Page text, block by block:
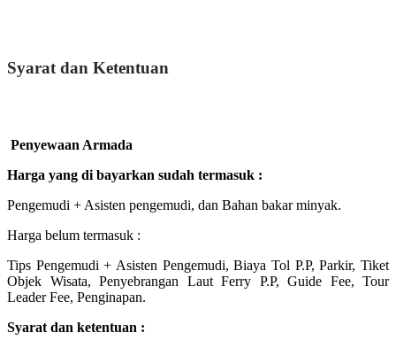
Syarat dan Ketentuan
Penyewaan Armada
Harga yang di bayarkan sudah termasuk :
Pengemudi + Asisten pengemudi, dan Bahan bakar minyak.
Harga belum termasuk :
Tips Pengemudi + Asisten Pengemudi, Biaya Tol P.P, Parkir, Tiket
Objek Wisata, Penyebrangan Laut Ferry P.P, Guide Fee, Tour
Leader Fee, Penginapan.
Syarat dan ketentuan :